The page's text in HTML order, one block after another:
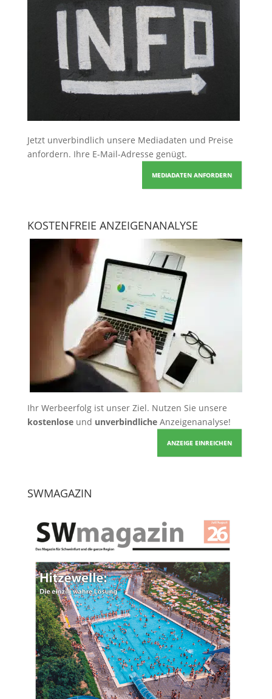
Jetzt unverbindlich unsere Mediadaten und Preise
anfordern. Ihre E-Mail-Adresse genügt.
MEDIADATEN ANFORDERN
KOSTENFREIE ANZEIGENANALYSE
Ihr Werbeerfolg ist unser Ziel. Nutzen Sie unsere
kostenloseund unverbindlicheAnzeigenanalyse!
ANZEIGE EINREICHEN
SWMAGAZIN